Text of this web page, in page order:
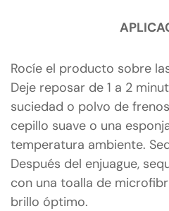
Rocíe el producto sobre
Deje reposar de 1 a 2
suciedad o polvo de
cepillo suave o una
temperatura ambiente.
Después del enjuague,
con una toalla de
brillo óptimo.